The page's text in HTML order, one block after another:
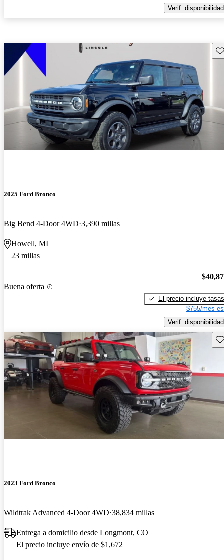
Verif. disponibilidad
2025 Ford Bronco
Big Bend 4-Door 4WD 3,390 millas
Howell, MI
23 millas
Buena oferta
El precio incluye tasas
$755/mes
Verif. disponibilidad
2023 Ford Bronco
Wildtrak Advanced 4-Door 4WD 38,834 millas
Entrega a domicilio desde Longmont, CO
El precio incluye envío de $1,672